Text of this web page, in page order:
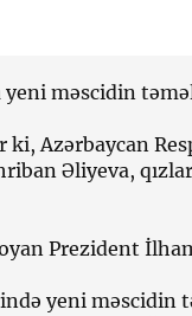
yeni məscidin
ki, Azərbaycan
Əliyeva,
Prezident
yeni məscidin